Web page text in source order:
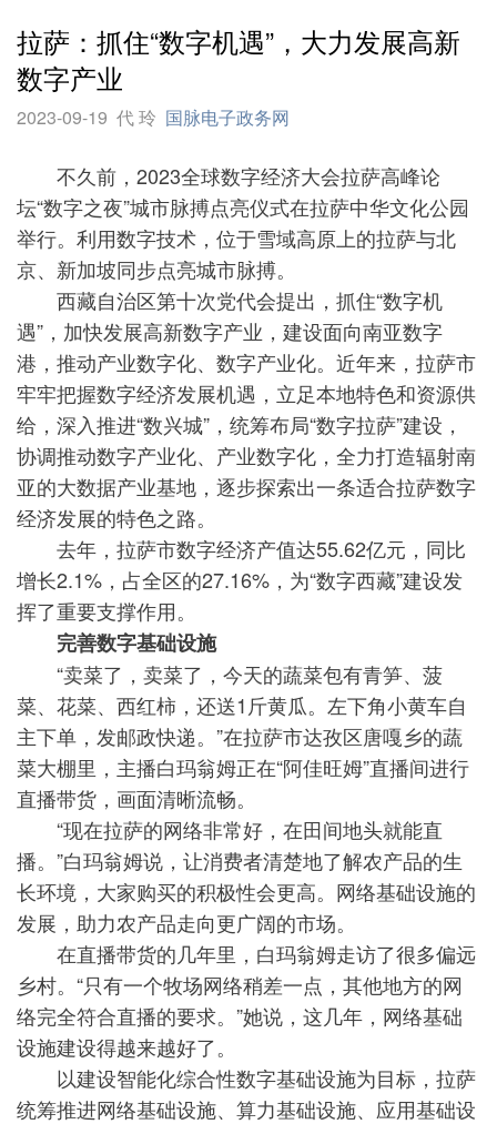
拉萨：抓住“数字机遇”，大力发展高新
数字产业
2023-09-19 代 玲 国脉电子政务网
不久前，2023全球数字经济大会拉萨高峰论
坛“数字之夜”城市脉搏点亮仪式在拉萨中华文化公园
举行。利用数字技术，位于雪域高原上的拉萨与北
京、新加坡同步点亮城市脉搏。
西藏自治区第十次党代会提出，抓住“数字机
遇”，加快发展高新数字产业，建设面向南亚数字
港，推动产业数字化、数字产业化。近年来，拉萨市
牢牢把握数字经济发展机遇，立足本地特色和资源供
给，深入推进“数兴城”，统筹布局“数字拉萨”建设，
协调推动数字产业化、产业数字化，全力打造辐射南
亚的大数据产业基地，逐步探索出一条适合拉萨数字
经济发展的特色之路。
去年，拉萨市数字经济产值达55.62亿元，同比
增长2.1%，占全区的27.16%，为“数字西藏”建设发
挥了重要支撑作用。
完善数字基础设施
“卖菜了，卖菜了，今天的蔬菜包有青笋、菠
菜、花菜、西红柿，还送1斤黄瓜。左下角小黄车自
主下单，发邮政快递。”在拉萨市达孜区唐嘎乡的蔬
菜大棚里，主播白玛翁姆正在“阿佳旺姆”直播间进行
直播带货，画面清晰流畅。
“现在拉萨的网络非常好，在田间地头就能直
播。”白玛翁姆说，让消费者清楚地了解农产品的生
长环境，大家购买的积极性会更高。网络基础设施的
发展，助力农产品走向更广阔的市场。
在直播带货的几年里，白玛翁姆走访了很多偏远
乡村。“只有一个牧场网络稍差一点，其他地方的网
络完全符合直播的要求。”她说，这几年，网络基础
设施建设得越来越好了。
以建设智能化综合性数字基础设施为目标，拉萨
统筹推进网络基础设施、算力基础设施、应用基础设